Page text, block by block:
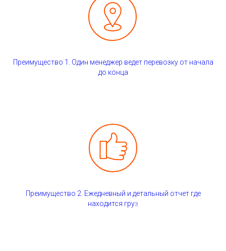
Преимущество 1. Один менеджер ведет перевозку от начала
до конца
Преимущество 2. Ежедневный и детальный отчет где
находится груз